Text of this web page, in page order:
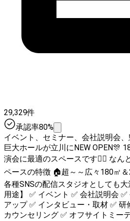
29,329件
承認率80%
イベント、セミナー、会社説明会
巨大ホールが立川にNEW OPEN🎊
演会に最適のスペースです🙆‍♀ なんと
ペースの特徴 🏠超～～広々180㎡＆
各種SNSの配信スタジオとしても大活躍👀 【ご
用途】 ✅ イベント ✅ 会社説明会
アップ ✅ インタビュー・取材 ✅ 研
カウンセリング ✅ オフサイトミー